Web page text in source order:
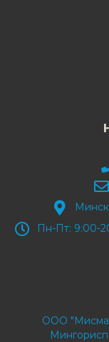
Пн-Пт: 9:00-
ООО